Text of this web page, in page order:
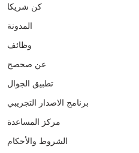
كن شريكا
المدونة
وظائف
عن صحصح
تطبيق الجوال
برنامج الاصدار التجريبي
مركز المساعدة
الشروط والأحكام